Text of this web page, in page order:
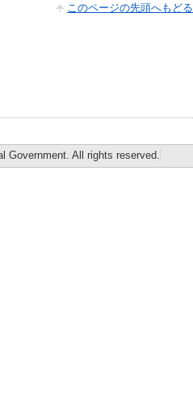
このページの先頭へもどる
Government. All rights reserved.